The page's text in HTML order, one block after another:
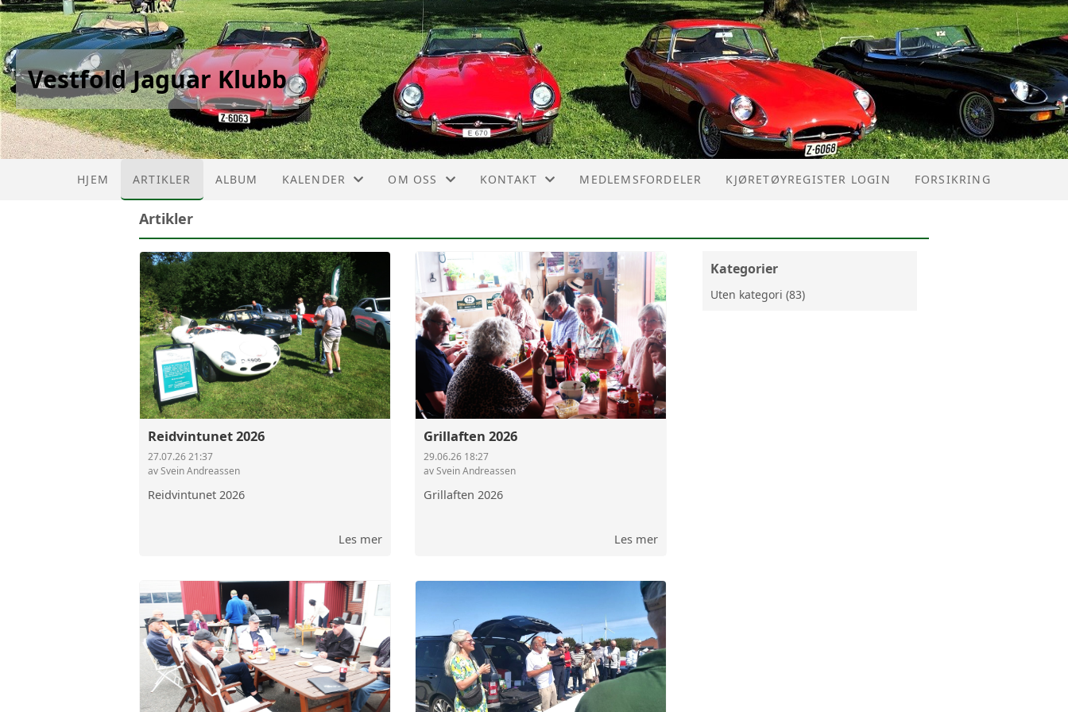
Vestfold Jaguar Klubb
HJEM ARTIKLER ALBUM KALENDER
LISTE
OM OSS
AKTIVITETER
FORENINGSDRIFT
HISTORIE
KONTAKT
STYRET
MEDLEMSFORDELER KJØRETØYREGISTER LOGIN FORSIKRING
Artikler
Reidvintunet 2026
27.07.26 21:37
av Svein Andreassen
Reidvintunet 2026
Les mer
Grillaften 2026
29.06.26 18:27
av Svein Andreassen
Grillaften 2026
Les mer
Kategorier
Uten kategori (83)